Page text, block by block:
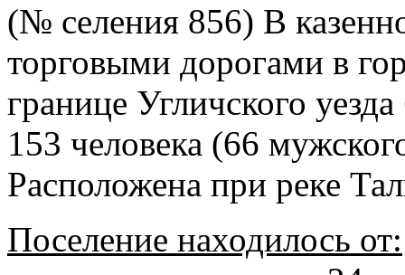
(№ селения 856) В
торговыми дорогами в
границе Угличского
153 человека (66
Расположена при реке
Поселение находилось от: